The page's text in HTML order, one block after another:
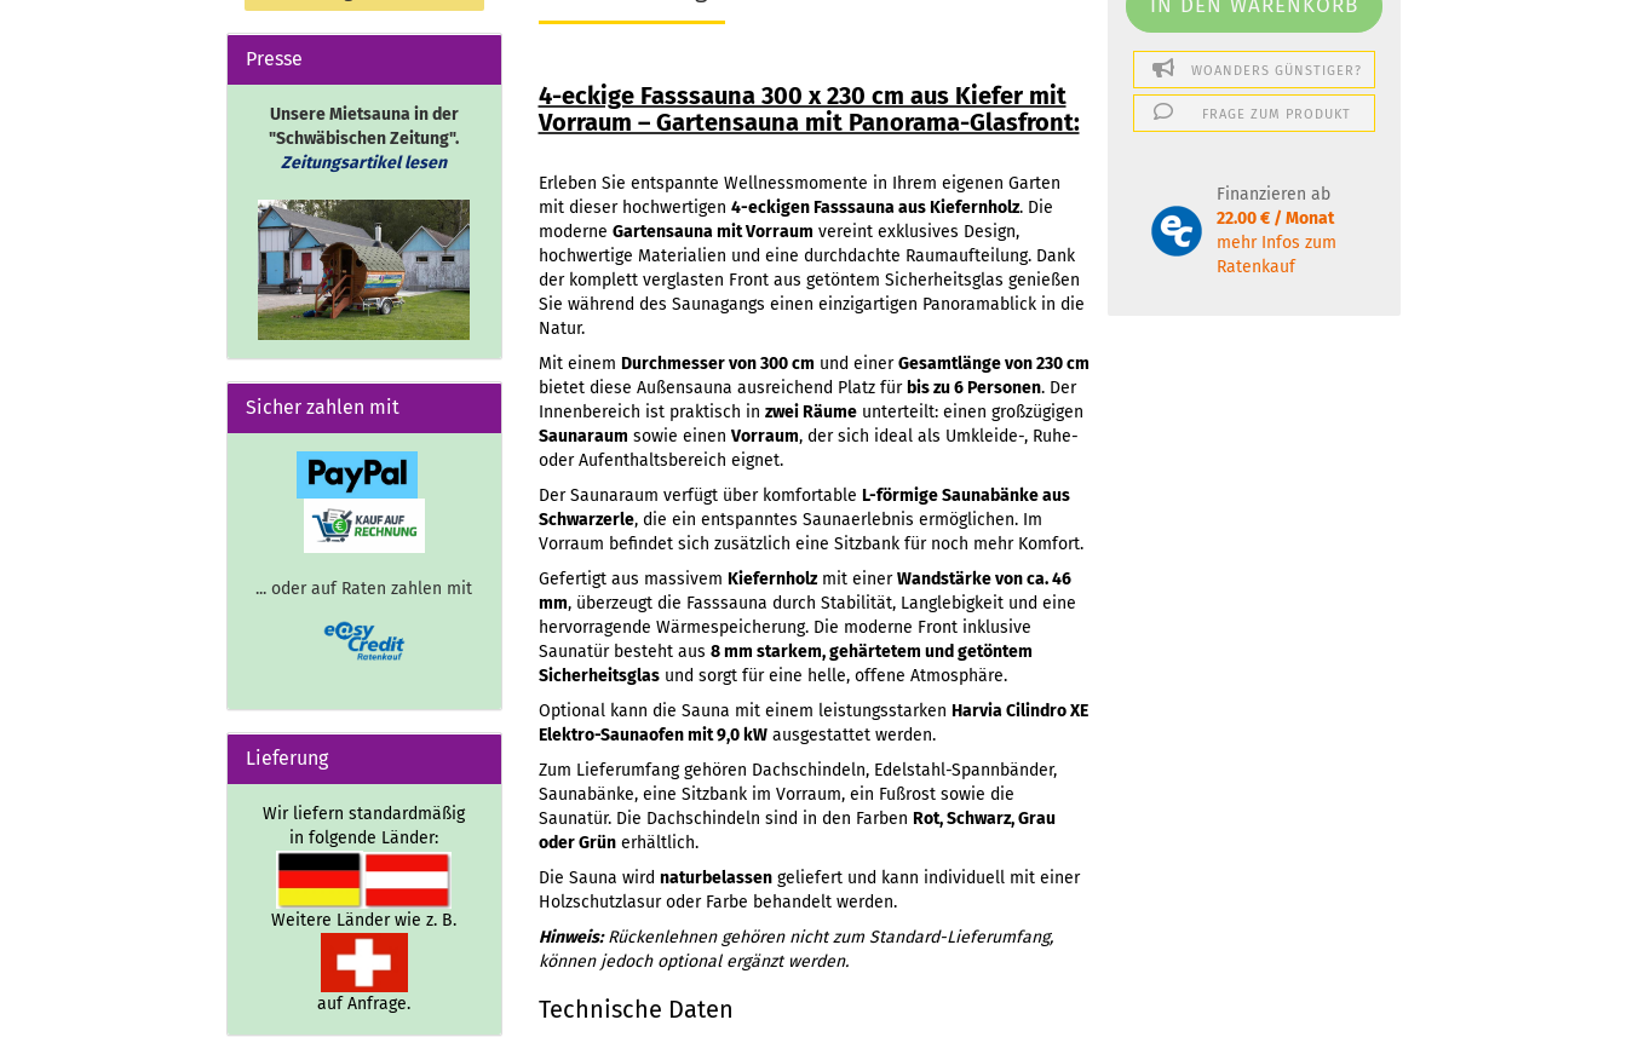
WOANDERS GÜNSTIGER?
FRAGE ZUM PRODUKT
Finanzieren ab
22.00 € / Monat
mehr Infos zum
Ratenkauf
4-eckige Fasssauna 300 x 230 cm aus Kiefer mit
Vorraum – Gartensauna mit Panorama-Glasfront:
Erleben Sie entspannte Wellnessmomente in Ihrem eigenen Garten
mit dieser hochwertigen 4-eckigen Fasssauna aus Kiefernholz. Die
moderne Gartensauna mit Vorraum vereint exklusives Design,
hochwertige Materialien und eine durchdachte Raumaufteilung. Dank
der komplett verglasten Front aus getöntem Sicherheitsglas genießen
Sie während des Saunagangs einen einzigartigen Panoramablick in die
Natur.
Mit einem Durchmesser von 300 cm und einerGesamtlänge von 230 cm
bietet diese Außensauna ausreichend Platz für bis zu 6 Personen. Der
Innenbereich ist praktisch in zwei Räumeunterteilt: einen großzügigen
Saunaraum sowie einen Vorraum, der sich ideal als Umkleide-, Ruhe-
oder Aufenthaltsbereich eignet.
Der Saunaraum verfügt über komfortable L-förmige Saunabänke aus
Schwarzerle, die ein entspanntes Saunaerlebnis ermöglichen. Im
Vorraum befindet sich zusätzlich eine Sitzbank für noch mehr Komfort.
Gefertigt aus massivem Kiefernholzmit einerWandstärke von ca. 46
mm, überzeugt die Fasssauna durch Stabilität, Langlebigkeit und eine
hervorragende Wärmespeicherung. Die moderne Front inklusive
Saunatür besteht aus 8 mm starkem, gehärtetem und getöntem
Sicherheitsglasund sorgt für eine helle, offene Atmosphäre.
Optional kann die Sauna mit einem leistungsstarken Harvia Cilindro XE
Elektro-Saunaofen mit 9,0 kWausgestattet werden.
Zum Lieferumfang gehören Dachschindeln, Edelstahl-Spannbänder,
Saunabänke, eine Sitzbank im Vorraum, ein Fußrost sowie die
Saunatür. Die Dachschindeln sind in den Farben Rot, Schwarz, Grau
oder Grünerhältlich.
Die Sauna wird naturbelassengeliefert und kann individuell mit einer
Holzschutzlasur oder Farbe behandelt werden.
Hinweis:Rückenlehnen gehören nicht zum Standard-Lieferumfang,
können jedoch optional ergänzt werden.
Technische Daten
Presse
Unsere Mietsauna in der
"Schwäbischen Zeitung".
Zeitungsartikel lesen
Sicher zahlen mit
... oder auf Raten zahlen mit
Lieferung
Wir liefern standardmäßig
in folgende Länder:
Weitere Länder wie z. B.
auf Anfrage.